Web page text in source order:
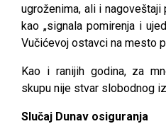
ugroženima, ali i
kao „signala pomirenja i
Vučićevoj ostavci na mesto
Kao i ranijih godina, za
skupu nije stvar slobodnog
Slučaj Dunav osiguranja